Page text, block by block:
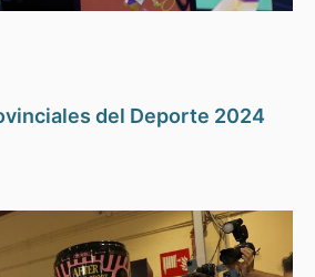
del Deporte 2024